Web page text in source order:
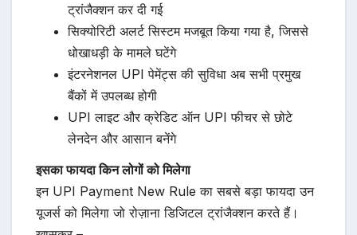
ट्रांजैक्शन कर दी गई
सिक्योरिटी अलर्ट सिस्टम मजबूत किया गया है, जिससे
धोखाधड़ी के मामले घटेंगे
इंटरनेशनल UPI पेमेंट्स की सुविधा अब सभी प्रमुख
बैंकों में उपलब्ध होगी
UPI लाइट और क्रेडिट ऑन UPI फीचर से छोटे
लेनदेन और आसान बनेंगे
इसका फायदा किन लोगों को मिलेगा
इन UPI Payment New Rule का सबसे बड़ा फायदा उन
यूजर्स को मिलेगा जो रोज़ाना डिजिटल ट्रांजैक्शन करते हैं।